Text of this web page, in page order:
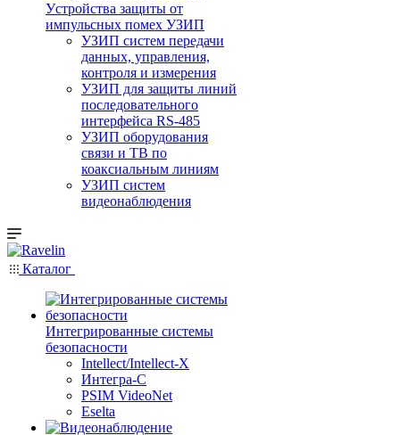
Уcтройства защиты от
импульсных помех УЗИП
УЗИП систем передачи
данных, управления,
контроля и измерения
УЗИП для защиты линий
последовательного
интерфейса RS-485
УЗИП оборудования
связи и ТВ по
коаксиальным линиям
УЗИП систем
видеонаблюдения
Каталог
Интегрированные системы
безопасности
Intellect/Intellect-X
Интегра-С
PSIM VideoNet
Eselta